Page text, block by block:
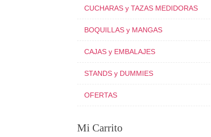
CUCHARAS y TAZAS MEDIDORAS
BOQUILLAS y MANGAS
CAJAS y EMBALAJES
STANDS y DUMMIES
OFERTAS
Mi Carrito